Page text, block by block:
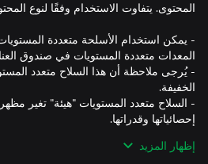
- يمكن استخدام الأسلحة متعددة
- يُرجى ملاحظة أن هذا السلاح متعدد
- السلاح متعدد المستويات "هيئة" تغير
- استنادًا إلى نوع السلاح، قد لا تُعرض آثار
إظهار المزيد